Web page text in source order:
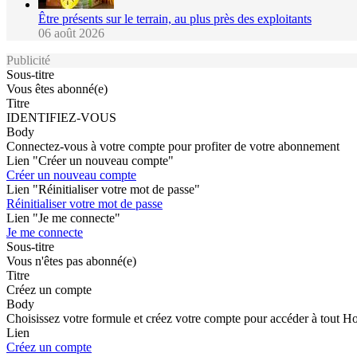
Être présents sur le terrain, au plus près des exploitants
06 août 2026
Publicité
Sous-titre
Vous êtes abonné(e)
Titre
IDENTIFIEZ-VOUS
Body
Connectez-vous à votre compte pour profiter de votre abonnement
Lien "Créer un nouveau compte"
Créer un nouveau compte
Lien "Réinitialiser votre mot de passe"
Réinitialiser votre mot de passe
Lien "Je me connecte"
Je me connecte
Sous-titre
Vous n'êtes pas abonné(e)
Titre
Créez un compte
Body
Choisissez votre formule et créez votre compte pour accéder à tout
Lien
Créez un compte